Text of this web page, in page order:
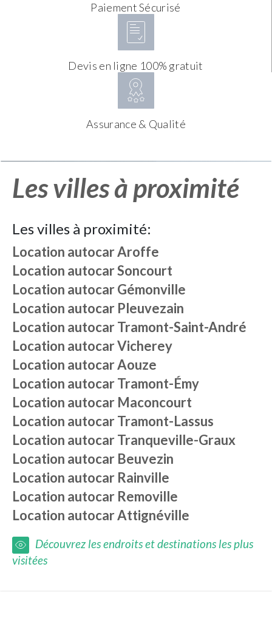
Paiement Sécurisé
Devis en ligne 100% gratuit
Assurance & Qualité
Les villes à proximité
Les villes à proximité:
Location autocarAroffe
Location autocarSoncourt
Location autocarGémonville
Location autocar Pleuvezain
Location autocarTramont-Saint-André
Location autocarVicherey
Location autocarAouze
Location autocarTramont-Émy
Location autocar Maconcourt
Location autocarTramont-Lassus
Location autocarTranqueville-Graux
Location autocar Beuvezin
Location autocar Rainville
Location autocar Removille
Location autocarAttignéville
Découvrez les endroits et destinations les plus
visitées